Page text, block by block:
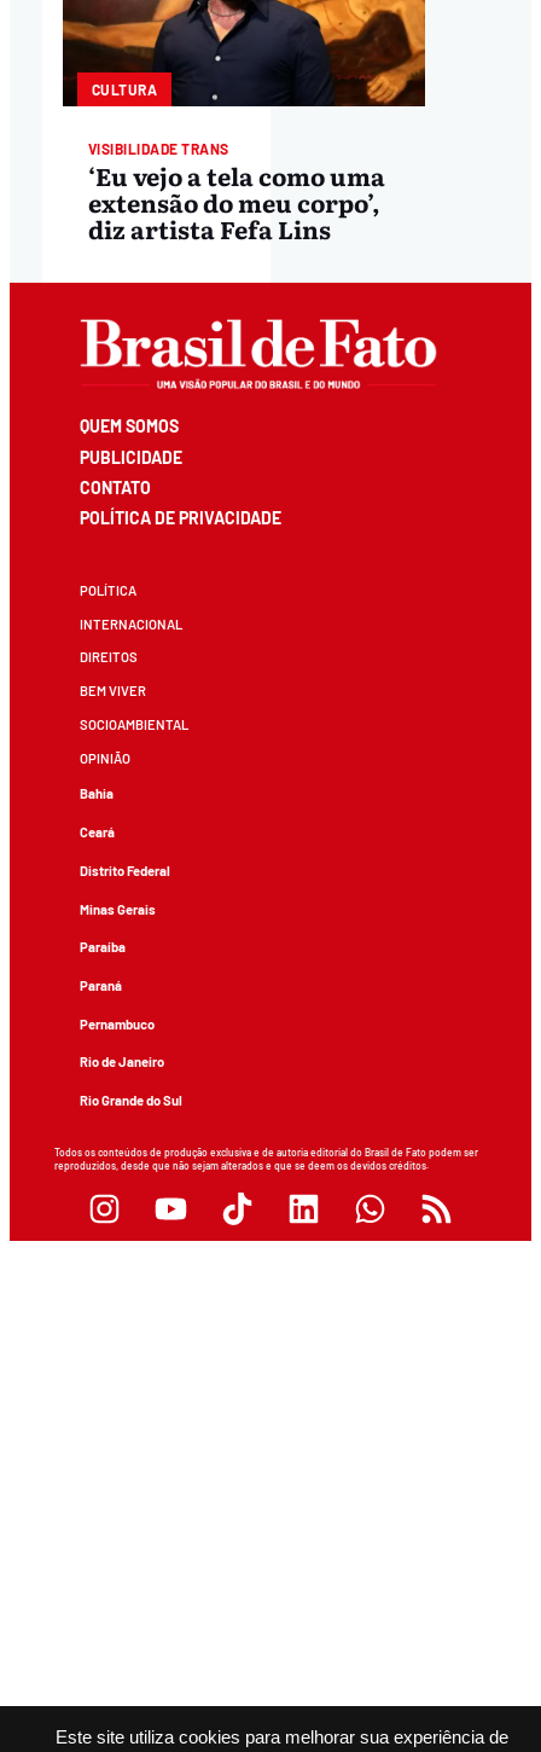
Este site utiliza cookies para melhorar sua experiência de
CULTURA
VISIBILIDADE TRANS
‘Eu vejo a tela como uma
extensão do meu corpo’,
diz artista Fefa Lins
QUEM SOMOS
PUBLICIDADE
CONTATO
POLÍTICA DE PRIVACIDADE
POLÍTICA
INTERNACIONAL
DIREITOS
BEM VIVER
SOCIOAMBIENTAL
OPINIÃO
Bahia
Ceará
Distrito Federal
Minas Gerais
Paraíba
Paraná
Pernambuco
Rio de Janeiro
Rio Grande do Sul
Todos os conteúdos de produção exclusiva e de autoria editorial do Brasil de Fato podem ser
reproduzidos, desde que não sejam alterados e que se deem os devidos créditos.